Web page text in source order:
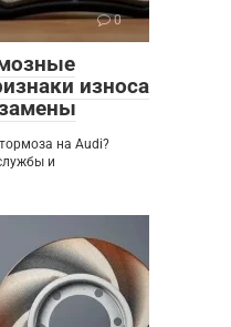
0
износа
на Audi?
и